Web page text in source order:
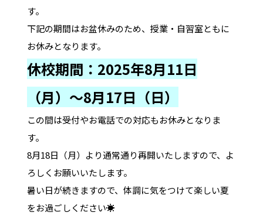
す。
下記の期間はお盆休みのため、授業・自習室ともに
お休みとなります。
休校期間：2025年8月11日
（月）～8月17日（日）
この間は受付やお電話での対応もお休みとなりま
す。
8月18日（月）より通常通り再開いたしますので、よ
ろしくお願いいたします。
暑い日が続きますので、体調に気をつけて楽しい夏
をお過ごしください☀️